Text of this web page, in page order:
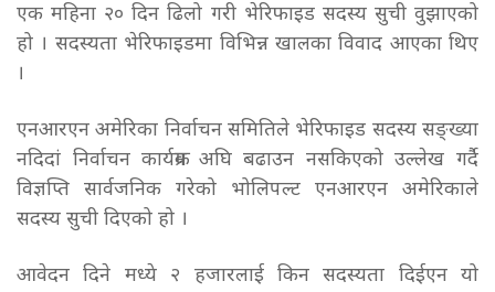
एक महिना २० दिन ढिलो गरी भेरिफाइड सदस्य सुची वुझाएको
हो । सदस्यता भेरिफाइडमा विभिन्न खालका विवाद आएका थिए
।
एनआरएन अमेरिका निर्वाचन समितिले भेरिफाइड सदस्य सङ्ख्या
नदिदां निर्वाचन कार्यक्रम अघि बढाउन नसकिएको उल्लेख गर्दै
विज्ञप्ति सार्वजनिक गरेको भोलिपल्ट एनआरएन अमेरिकाले
सदस्य सुची दिएको हो ।
आवेदन दिने मध्ये २ हजारलाई किन सदस्यता दिईएन यो